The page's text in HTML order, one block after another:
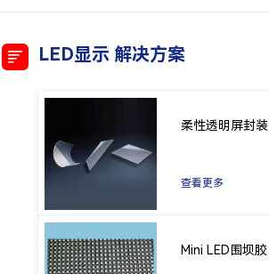
LED显示 解决方案
柔性透明屏封装
查看更多
Mini LED围坝胶